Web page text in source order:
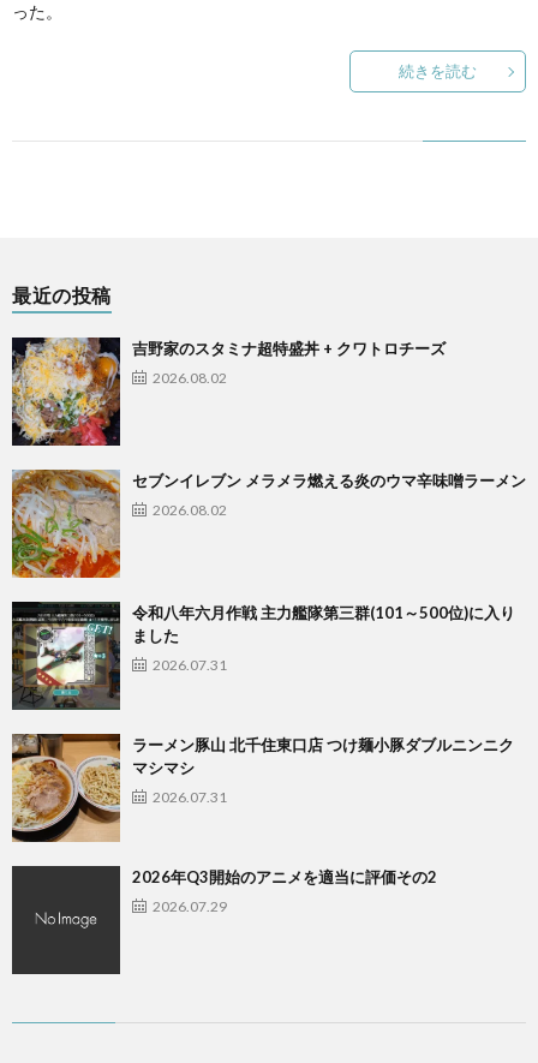
った。
続きを読む
最近の投稿
吉野家のスタミナ超特盛丼 + クワトロチーズ
2026.08.02
セブンイレブン メラメラ燃える炎のウマ辛味噌ラーメン
2026.08.02
令和八年六月作戦 主力艦隊第三群(101～500位)に入り
ました
2026.07.31
ラーメン豚山 北千住東口店 つけ麺小豚ダブルニンニク
マシマシ
2026.07.31
2026年Q3開始のアニメを適当に評価その2
2026.07.29